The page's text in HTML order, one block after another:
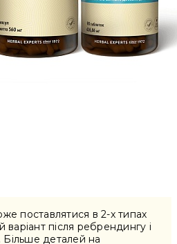
поставлятися в 2-x типах
після ребрендингу і
Більше деталей на